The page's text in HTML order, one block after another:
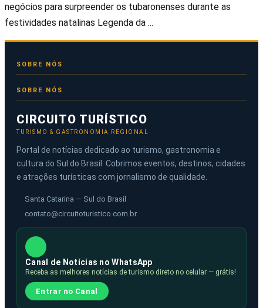
negócios para surpreender os tubaronenses durante as
festividades natalinas Legenda da ...
SOBRE NÓS
CIRCUITO TURÍSTICO
TURISMO & GASTRONOMIA REGIONAL
Portal de notícias dedicado ao turismo, gastronomia e
cultura do Sul do Brasil. Cobrimos eventos, destinos, cidades
e atrações turísticas com jornalismo de qualidade.
Santa Catarina — Sul do Brasil
contato@circuitoturistico.com.br
Canal de Notícias no WhatsApp
Receba as melhores notícias de turismo direto no celular — grátis!
Entrar no Canal